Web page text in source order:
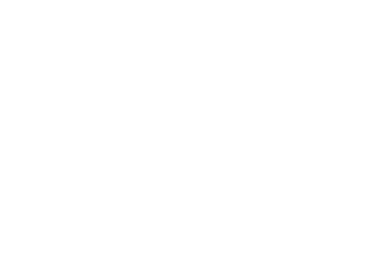
proti nárazom vďaka polypropylénovému